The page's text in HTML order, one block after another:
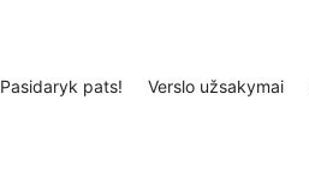
Pasidaryk pats! Verslo užsakymai